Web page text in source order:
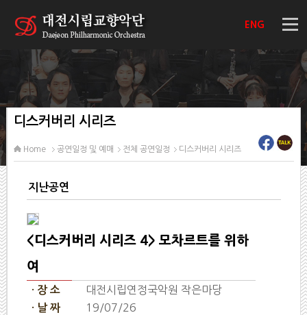
ENG
디스커버리 시리즈
Home 공연일정 및 예매 전체 공연일정 디스커버리 시리즈
지난공연
<디스커버리 시리즈 4> 모차르트를 위하
여
· 장 소 대전시립연정국악원 작은마당
· 날 짜 19/07/26